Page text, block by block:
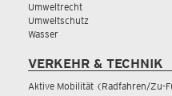
Umweltrecht
Umweltschutz
Wasser
VERKEHR & TECHNIK
Aktive Mobilität (Radfahren/Zu-